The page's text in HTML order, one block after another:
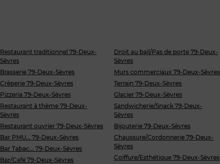
Restaurant traditionnel 79-Deux-
Sèvres
Brasserie 79-Deux-Sèvres
Crêperie 79-Deux-Sèvres
Pizzeria 79-Deux-Sèvres
Restaurant à thème 79-Deux-
Sèvres
Restaurant ouvrier 79-Deux-Sèvres
Bar PMU... 79-Deux-Sèvres
Bar Tabac... 79-Deux-Sèvres
Bar/Café 79-Deux-Sèvres
Droit au bail/Pas de porte 79-Deux-
Sèvres
Murs commerciaux 79-Deux-Sèvres
Terrain 79-Deux-Sèvres
Glacier 79-Deux-Sèvres
Sandwicherie/Snack 79-Deux-
Sèvres
Bijouterie 79-Deux-Sèvres
Chaussure/Cordonnerie 79-Deux-
Sèvres
Coiffure/Esthétique 79-Deux-Sèvres